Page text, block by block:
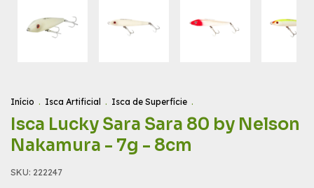
Início . Isca Artificial . Isca de Superfície .
Isca Lucky Sara Sara 80 by Nelson
Nakamura - 7g - 8cm
SKU: 222247